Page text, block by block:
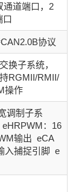
通道端口，2
口
协议
换子系统，
RGMII/RMII/
操作
调制子系
：16
输出 eCA
入捕捉引脚 e